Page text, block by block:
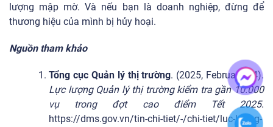
lượng mập mờ. Và nếu bạn là doanh nghiệp, đừng để
thương hiệu của mình bị hủy hoại.
Nguồn tham khảo
Tổng cục Quản lý thị trường. (2025, February 14).
Lực lượng Quản lý thị trường kiểm tra gần 10.000
vụ trong đợt cao điểm Tết 2025.
https://dms.gov.vn/tin-chi-tiet/-/chi-tiet/luc-luong-